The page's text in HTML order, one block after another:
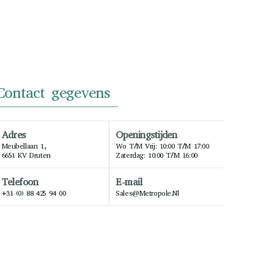
gegevens
Adres
Meubellaan 1,
6651 KV Druten
Openingstijden
Wo T/m Vrij: 10:00 T/m 17:00
Zaterdag: 10:00 T/m 16:00
Telefoon
+31 (0) 88 425 94 00
E-mail
Sales@metropole.nl